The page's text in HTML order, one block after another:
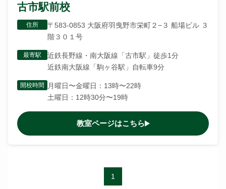
古市駅前校
住所
〒583-0853 大阪府羽曳野市栄町２−３ 船場ビル ３
階３０１号
最寄駅
近鉄長野線・南大阪線「古市駅」徒歩1分
近鉄南大阪線「駒ヶ谷駅」自転車9分
開校時間
月曜日〜金曜日：13時〜22時
土曜日：12時30分〜19時
教室ページはこちら
1